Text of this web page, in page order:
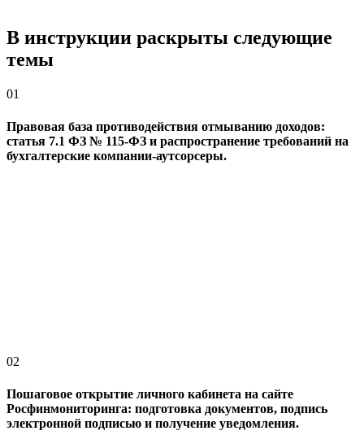
В инструкции раскрыты следующие
темы
01
Правовая база противодействия отмыванию доходов:
статья 7.1 ФЗ № 115-ФЗ и распространение требований на
бухгалтерские компании-аутсорсеры.
02
Пошаговое открытие личного кабинета на сайте
Росфинмониторинга: подготовка документов, подпись
электронной подписью и получение уведомления.